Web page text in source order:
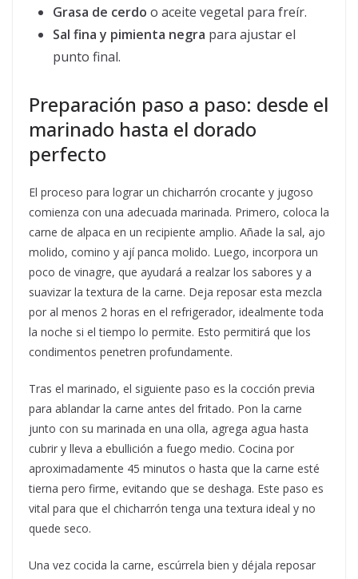
Grasa de cerdo o aceite vegetal para freír.
Sal fina y pimienta negra para ajustar el
punto final.
Preparación paso a paso: desde el
marinado hasta el dorado
perfecto
El proceso para lograr un chicharrón crocante y jugoso
comienza con una adecuada marinada. Primero, coloca la
carne de alpaca en un recipiente amplio. Añade la sal, ajo
molido, comino y ají panca molido. Luego, incorpora un
poco de vinagre, que ayudará a realzar los sabores y a
suavizar la textura de la carne. Deja reposar esta mezcla
por al menos 2 horas en el refrigerador, idealmente toda
la noche si el tiempo lo permite. Esto permitirá que los
condimentos penetren profundamente.
Tras el marinado, el siguiente paso es la cocción previa
para ablandar la carne antes del fritado. Pon la carne
junto con su marinada en una olla, agrega agua hasta
cubrir y lleva a ebullición a fuego medio. Cocina por
aproximadamente 45 minutos o hasta que la carne esté
tierna pero firme, evitando que se deshaga. Este paso es
vital para que el chicharrón tenga una textura ideal y no
quede seco.
Una vez cocida la carne, escúrrela bien y déjala reposar